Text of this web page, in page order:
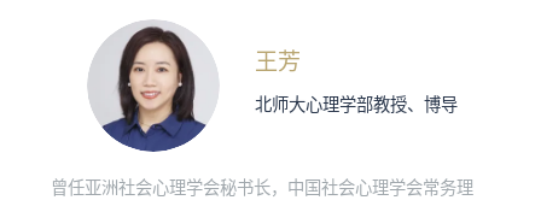
王芳
北师大心理学部教授、博导
曾任亚洲社会心理学会秘书长，中国社会心理学会常务理